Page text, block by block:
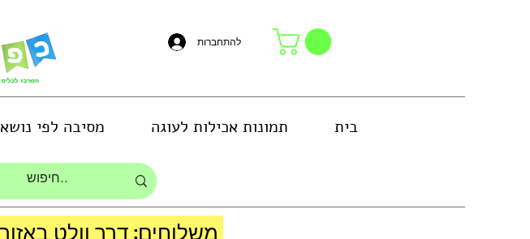
להתחברות
בית תמונות אכילות לעוגה מסיבה לפי נושא
משלוחים: דרך וולט